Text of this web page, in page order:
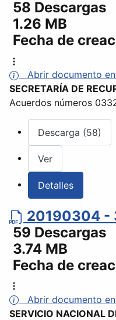
58 Descargas
1.26 MB
Fecha de
Abrir documento
SECRETARÍA DE
Acuerdos números
Descarga (58)
Ver
Detalles
20190304 -
59 Descargas
3.74 MB
Fecha de
Abrir documento
SERVICIO NACIONAL